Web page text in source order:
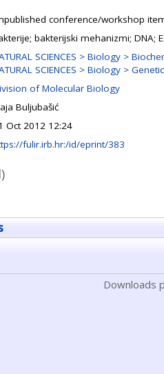
conference/workshop
bakterijski mehanizmi; DNA;
SCIENCES > Biology >
SCIENCES > Biology >
of Molecular Biology
Buljubašić
Oct 2012 12:24
fulir.irb.hr:/id/eprint/383
Downloads